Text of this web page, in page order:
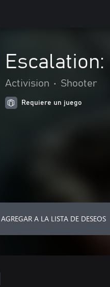
Escalation:
Activision • Shooter
Requiere un juego
AGREGAR A LA LISTA DE DESEOS